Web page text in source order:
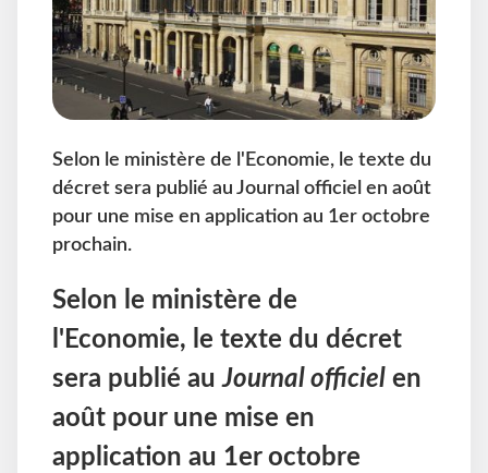
Selon le ministère de l'Economie, le texte du
décret sera publié au Journal officiel en août
pour une mise en application au 1er octobre
prochain.
Selon le ministère de
l'Economie, le texte du décret
sera publié auJournal officiel en
août pour une mise en
application au 1er octobre